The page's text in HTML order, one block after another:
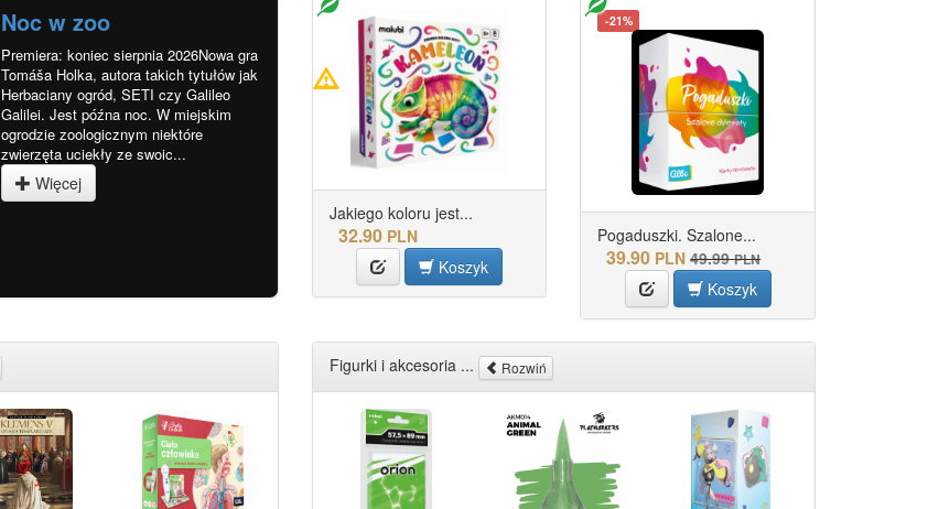
Noc w zoo
Premiera: koniec sierpnia 2026Nowa gra
Tomáša Holka, autora takich tytułów jak
Herbaciany ogród, SETI czy Galileo
Galilei. Jest późna noc. W miejskim
ogrodzie zoologicznym niektóre
zwierzęta uciekły ze swoic...
Więcej
Jakiego koloru jest...
32.90 PLN
Koszyk
-21%
Pogaduszki. Szalone...
39.90 PLN 49.99 PLN
Koszyk
Figurki i akcesoria ... Rozwiń